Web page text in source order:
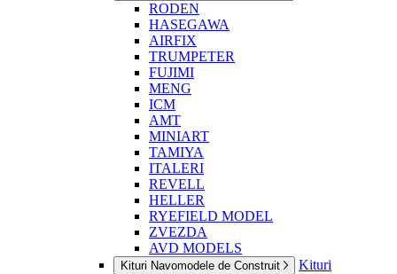
RODEN
HASEGAWA
AIRFIX
TRUMPETER
FUJIMI
MENG
ICM
AMT
MINIART
TAMIYA
ITALERI
REVELL
HELLER
RYEFIELD MODEL
ZVEZDA
AVD MODELS
Kituri Navomodele de Construit
Kituri